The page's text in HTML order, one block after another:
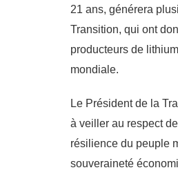
21 ans, générera
Transition, qui ont
producteurs de
mondiale.
Le Président de la
à veiller au respect
résilience du peuple
souveraineté